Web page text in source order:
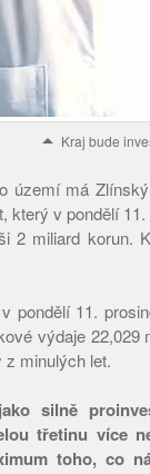
arrow_drop_up Kraj bude
území má
který v pondělí
miliard korun.
pondělí 11.
výdaje
minulých let.
silně
třetinu více
toho, co